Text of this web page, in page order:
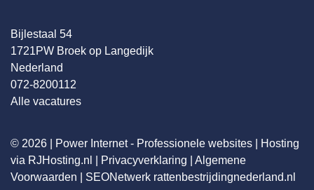
Bijlestaal 54
1721PW Broek op Langedijk
Nederland
072-8200112
Alle vacatures
© 2026 | Power Internet - Professionele websites
Hosting
via RJHosting.nl
Privacyverklaring
Algemene
Voorwaarden
SEONetwerk rattenbestrijdingnederland.nl